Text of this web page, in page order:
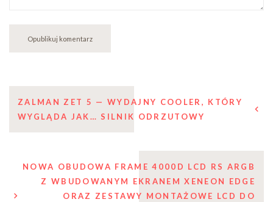
Nawigacja
wpisu
ZALMAN ZET 5 — WYDAJNY COOLER, KTÓRY
WYGLĄDA JAK… SILNIK ODRZUTOWY
NOWA OBUDOWA FRAME 4000D LCD RS ARGB
Z WBUDOWANYM EKRANEM XENEON EDGE
ORAZ ZESTAWY MONTAŻOWE LCD DO